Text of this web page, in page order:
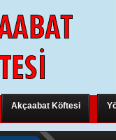
Akçaabat Köftesi